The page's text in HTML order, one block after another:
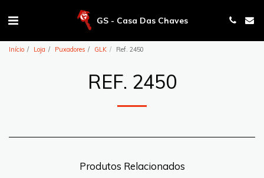
GS - Casa Das Chaves
Início Loja Puxadores GLK Ref. 2450
REF. 2450
Produtos Relacionados